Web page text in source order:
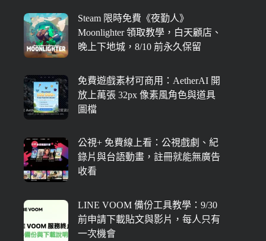
Steam 限時免費《夜勤人》
Moonlighter 領取教學，白天顧店、
晚上下地城，8/10 前永久保留
免費遊戲素材可商用：AetherAI 開
放上萬張 32px 像素風角色與道具
圖檔
公視+ 免費線上看：公視戲劇、紀
錄片與台語動畫，註冊就能無廣告
收看
LINE VOOM 備份工具教學：9/30
前申請下載貼文與影片，每人只有
一次機會